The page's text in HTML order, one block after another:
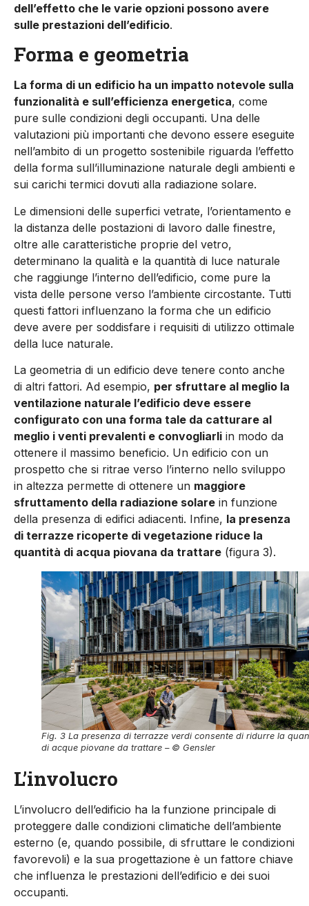
dell’effetto che le varie opzioni possono avere
sulle prestazioni dell’edificio.
Forma e geometria
La forma di un edificio ha un impatto notevole sulla
funzionali­tà e sull’efficienza energetica, come
pure sulle condizioni degli occupanti. Una delle
valutazioni più importanti che devono es­sere eseguite
nell’ambito di un progetto sostenibile riguarda l’ef­fetto
della forma sull’illuminazione naturale degli ambienti e
sui carichi termici dovuti alla radiazione solare.
Le dimensioni delle superfici vetrate, l’orientamento e
la distanza delle postazioni di lavoro dalle finestre,
oltre alle caratteristiche proprie del vetro,
determinano la qualità e la quantità di luce naturale
che raggiun­ge l’interno dell’edificio, come pure la
vista delle persone verso l’ambiente circostante. Tutti
questi fattori influenzano la forma che un edificio
deve avere per soddisfare i requisiti di utilizzo otti­male
della luce naturale.
La geometria di un edificio deve tenere conto anche
di altri fattori. Ad esempio, per sfruttare al meglio la
ventilazione naturale l’edificio deve essere
configurato con una forma tale da catturare al
meglio i venti prevalenti e convogliar­li in modo da
ottenere il massimo beneficio. Un edificio con un
prospetto che si ritrae verso l’interno nello sviluppo
in altezza permette di ottenere un maggiore
sfruttamento della radiazione solare in funzione
della presenza di edifici adiacenti. Infine, la presenza
di terrazze ricoperte di vegetazione riduce la
quantità di acqua piovana da trattare (figura 3).
Fig. 3 La presenza di terrazze verdi consente di ridurre la
di acque piovane da trattare – © Gensler
L’involucro
L’involucro dell’edificio ha la funzione principale di
proteggere dalle condizioni climatiche dell’ambiente
esterno (e, quando possibile, di sfruttare le condizioni
favorevoli) e la sua progetta­zione è un fattore chiave
che influenza le prestazioni dell’edificio e dei suoi
occupanti.